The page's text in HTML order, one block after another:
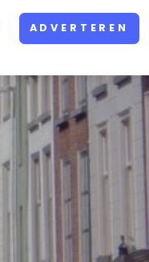
ADVERTEREN